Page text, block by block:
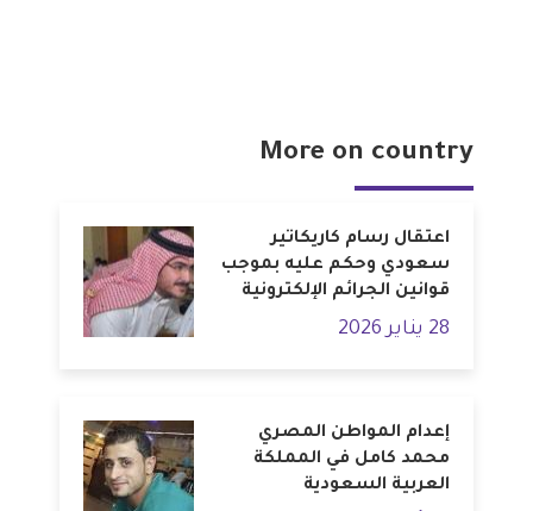
More on country
اعتقال رسام كاريكاتير
سعودي وحكم عليه بموجب
قوانين الجرائم الإلكترونية
28 يناير 2026
إعدام المواطن المصري
محمد كامل في المملكة
العربية السعودية